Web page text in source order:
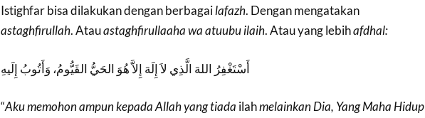
Istighfar bisa dilakukan dengan berbagailafazh. Dengan mengatakan
astaghfirullah. Atauastaghfirullaaha wa atuubu ilaih. Atau yang lebihafdhal:
أَسْتَغْفِرُ اللهَ الَّذِي لاَ إِلَهَ إِلاَّ هُوَ الحَيُّ القَيُّومُ، وَأَتُوبُ إِلَيهِ
“AkumemohonampunkepadaAllah yangtiada ilahmelainkan Dia, Yang Maha Hidup